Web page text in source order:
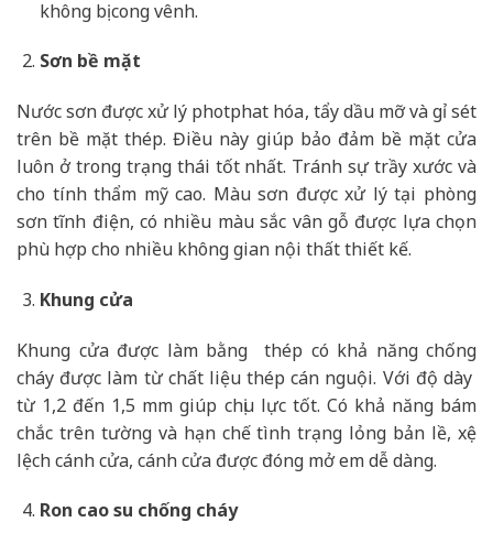
không bị cong vênh.
Sơn bề mặt
Nước sơn được xử lý photphat hóa, tẩy dầu mỡ và gỉ sét
trên bề mặt thép. Điều này giúp bảo đảm bề mặt cửa
luôn ở trong trạng thái tốt nhất. Tránh sự trầy xước và
cho tính thẩm mỹ cao. Màu sơn được xử lý tại phòng
sơn tĩnh điện, có nhiều màu sắc vân gỗ được lựa chọn
phù hợp cho nhiều không gian nội thất thiết kế.
Khung cửa
Khung cửa được làm bằng thép có khả năng chống
cháy được làm từ chất liệu thép cán nguội. Với độ dày
từ 1,2 đến 1,5 mm giúp chịu lực tốt. Có khả năng bám
chắc trên tường và hạn chế tình trạng lỏng bản lề, xệ
lệch cánh cửa, cánh cửa được đóng mở em dễ dàng.
Ron cao su chống cháy